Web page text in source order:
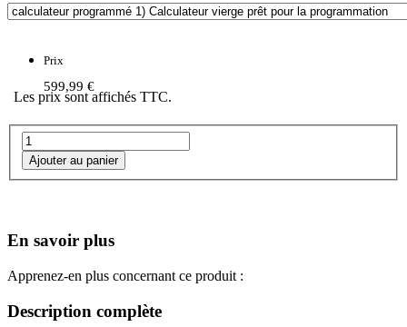
Prix
599,99 €
Les prix sont affichés TTC.
En savoir plus
Apprenez-en plus concernant ce produit :
Description complète